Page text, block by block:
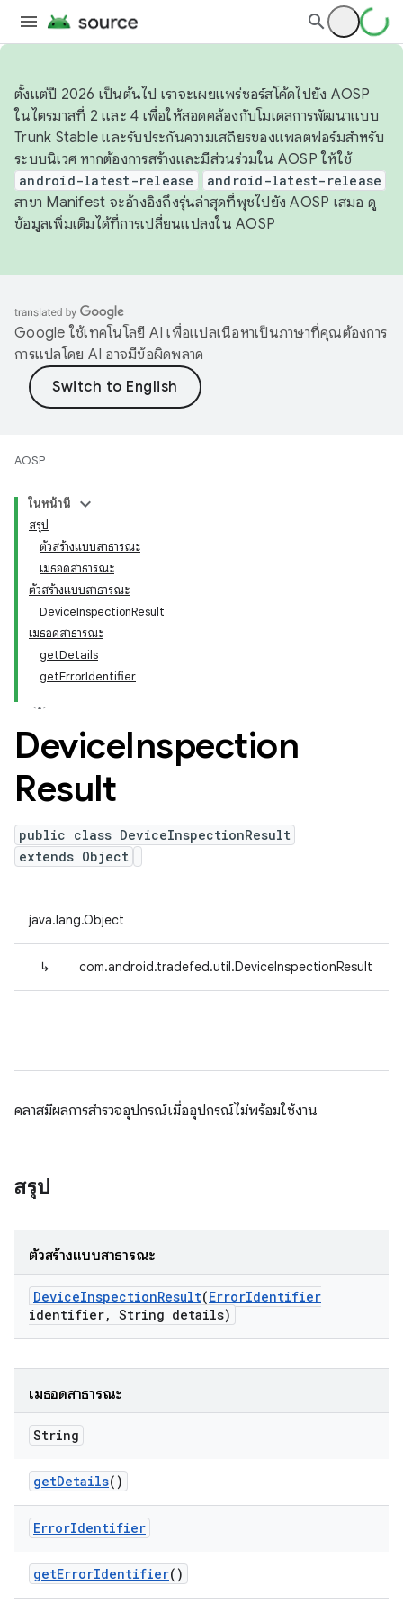
ตั้งแต่ปี 2026 เป็นต้นไป เราจะเผยแพร่ซอร์สโค้ดไปยัง AOSP
ในไตรมาสที่ 2 และ 4 เพื่อให้สอดคล้องกับโมเดลการพัฒนาแบบ
Trunk Stable และรับประกันความเสถียรของแพลตฟอร์มสำหรับ
ระบบนิเวศ หากต้องการสร้างและมีส่วนร่วมใน AOSP ให้ใช้
android-latest-release android-latest-release
สาขา Manifest จะอ้างอิงถึงรุ่นล่าสุดที่พุชไปยัง AOSP เสมอ ดู
ข้อมูลเพิ่มเติมได้ที่การเปลี่ยนแปลงใน AOSP
Google ใช้เทคโนโลยี AI เพื่อแปลเนื้อหาเป็นภาษาที่คุณต้องการ
การแปลโดย AI อาจมีข้อผิดพลาด
AOSP
ในหน้านี้
สรุป
ตัวสร้างแบบสาธารณะ
เมธอดสาธารณะ
ตัวสร้างแบบสาธารณะ
DeviceInspectionResult
เมธอดสาธารณะ
getDetails
getErrorIdentifier
DeviceInspection
Result
public class DeviceInspectionResult
extends Object
java.lang.Object
↳ com.android.tradefed.util.DeviceInspectionResult
คลาสมีผลการสํารวจอุปกรณ์เมื่ออุปกรณ์ไม่พร้อมใช้งาน
สรุป
ตัวสร้างแบบสาธารณะ
DeviceInspectionResult(ErrorIdentifier
identifier, String details)
เมธอดสาธารณะ
String
getDetails()
ErrorIdentifier
getErrorIdentifier()